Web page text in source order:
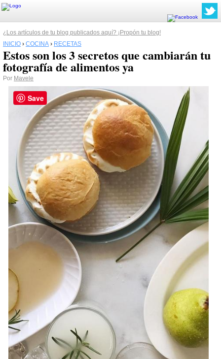
¿Los artículos de tu blog publicados aquí? ¡Propón tu blog!
INICIO › COCINA › RECETAS
Estos son los 3 secretos que cambiarán tu
fotografía de alimentos ya
Por Mavele
Save